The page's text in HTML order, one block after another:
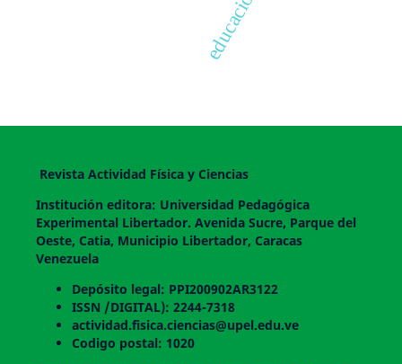
Revista Actividad Física y Ciencias
Institución editora: Universidad Pedagógica
Experimental Libertador. Avenida Sucre, Parque del
Oeste, Catia, Municipio Libertador, Caracas
Venezuela
Depósito legal: PPI200902AR3122
ISSN /DIGITAL): 2244-7318
actividad.fisica.ciencias@upel.edu.ve
Codigo postal: 1020